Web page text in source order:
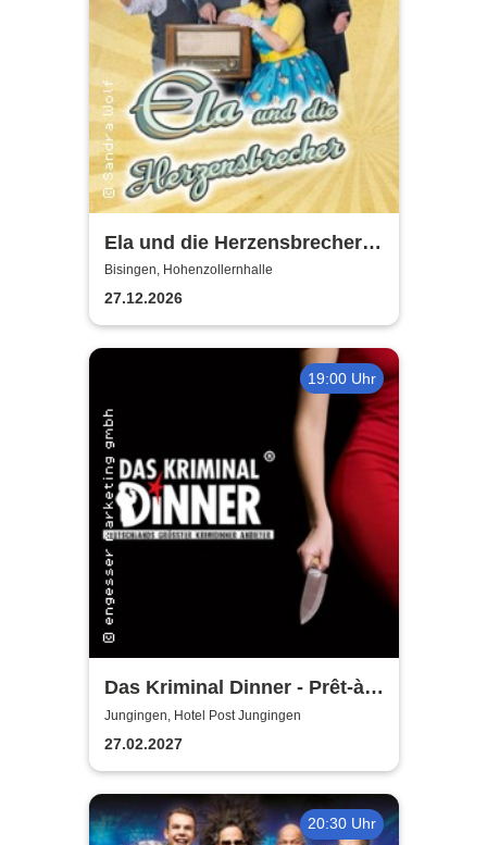
Ela und die Herzensbrecher -
Die Schlagerband der 50er
und 60er Jahre
Bisingen, Hohenzollernhalle
27.12.2026
19:00 Uhr
Das Kriminal Dinner - Prêt-à-
morter - Der letzte Schrei
Jungingen, Hotel Post Jungingen
27.02.2027
20:30 Uhr